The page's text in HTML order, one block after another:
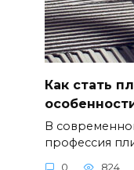
Как стать
В
профессия
0 824